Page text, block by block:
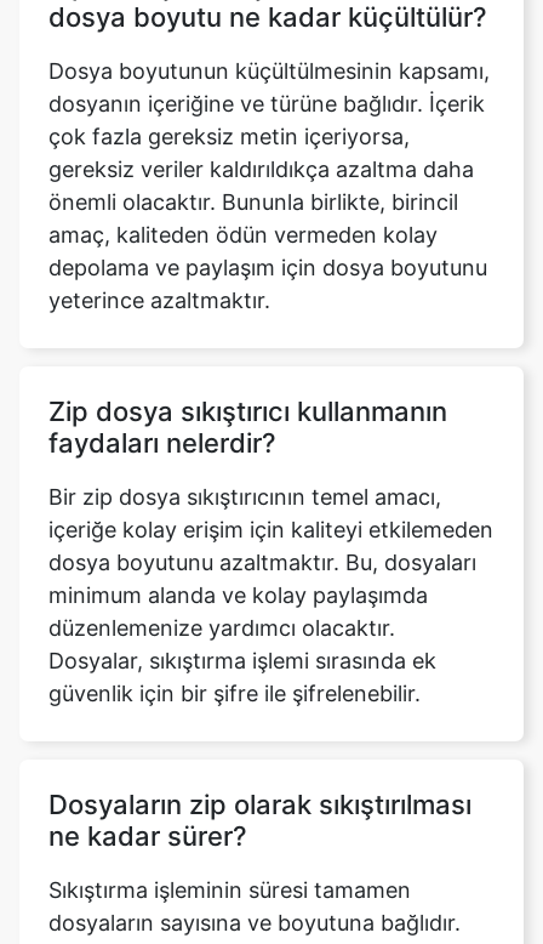
dosyanın içeriğine ve türüne bağlıdır. İçerik
gereksiz veriler kaldırıldıkça azaltma daha
önemli olacaktır. Bununla birlikte, birincil
amaç, kaliteden ödün vermeden kolay
depolama ve paylaşım için dosya boyutunu
yeterince azaltmaktır.
Zip dosya sıkıştırıcı kullanmanın
Bir zip dosya sıkıştırıcının temel amacı,
içeriğe kolay erişim için kaliteyi etkilemeden
minimum alanda ve kolay paylaşımda
düzenlemenize yardımcı olacaktır.
Dosyalar, sıkıştırma işlemi sırasında ek
güvenlik için bir şifre ile şifrelenebilir.
Dosyaların zip olarak sıkıştırılması
Sıkıştırma işleminin süresi tamamen
dosyaların sayısına ve boyutuna bağlıdır.
anında gerçekleşir ve bir saniyede
tamamlanır, Ancak, daha büyük veya